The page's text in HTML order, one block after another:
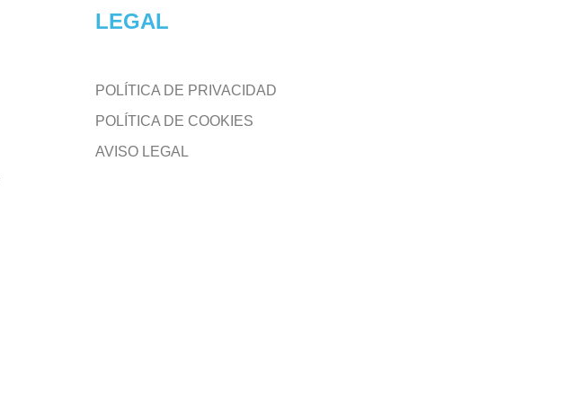
LEGAL
POLÍTICA DE PRIVACIDAD
POLÍTICA DE COOKIES
AVISO LEGAL